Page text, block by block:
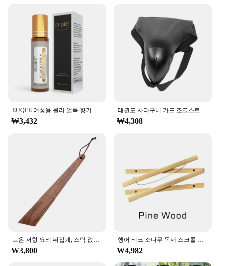
EUQEE 여성용 롤러 얼룩 향기 오일, 신선한 라인 코코넛 바닐라 엔젤, 아로마 테라피, DIY 비누, 양초 만들기, 10ml
₩3,432
태권도 사타구니 가드 조크스트랩 사타구니 가랑이 보호대, 운동 훈련용 조절 가능, 남녀공용 MMA 파이팅 무에아트 산타
₩4,308
고온 저항 요리 뒤집개, 스틱 없음, 티크 우드 국자 스푼, 삽 오일 저항, 야외 캠핑 바베큐용
₩3,800
행어 티크 소나무 목재 스크롤 페인팅 프레임, 마그네틱 포스터, 5 색 목재 사진 프레임, 블랙 화이트 캔버스 프레임, 2130 40, 50cm
₩4,982